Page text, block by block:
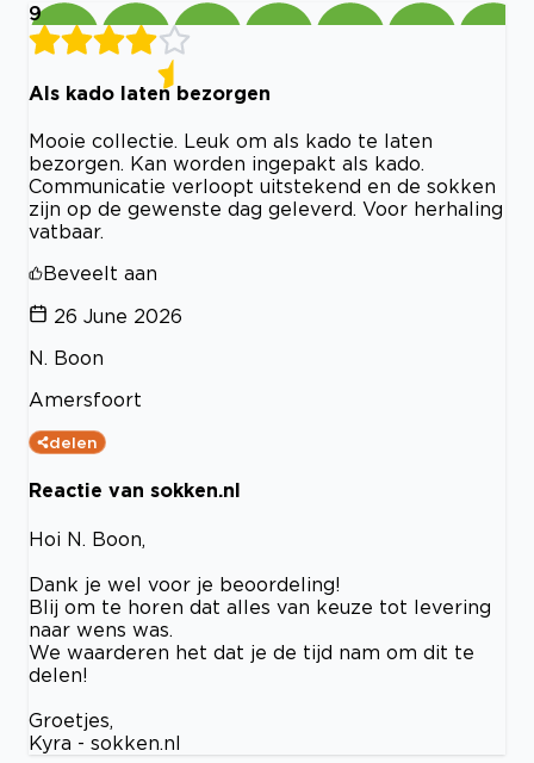
9
Als kado laten bezorgen
Mooie collectie. Leuk om als kado te laten
bezorgen. Kan worden ingepakt als kado.
Communicatie verloopt uitstekend en de sokken
zijn op de gewenste dag geleverd. Voor herhaling
vatbaar.
Beveelt aan
26 June 2026
N. Boon
Amersfoort
delen
Reactie van sokken.nl
Hoi N. Boon,
Dank je wel voor je beoordeling!
Blij om te horen dat alles van keuze tot levering
naar wens was.
We waarderen het dat je de tijd nam om dit te
delen!
Groetjes,
Kyra - sokken.nl